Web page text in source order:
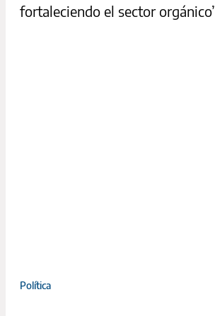
fortaleciendo el sector
Política